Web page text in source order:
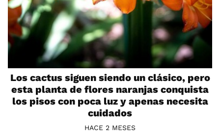
Los cactus siguen siendo un clásico, pero
esta planta de flores naranjas conquista
los pisos con poca luz y apenas necesita
cuidados
HACE 2 MESES